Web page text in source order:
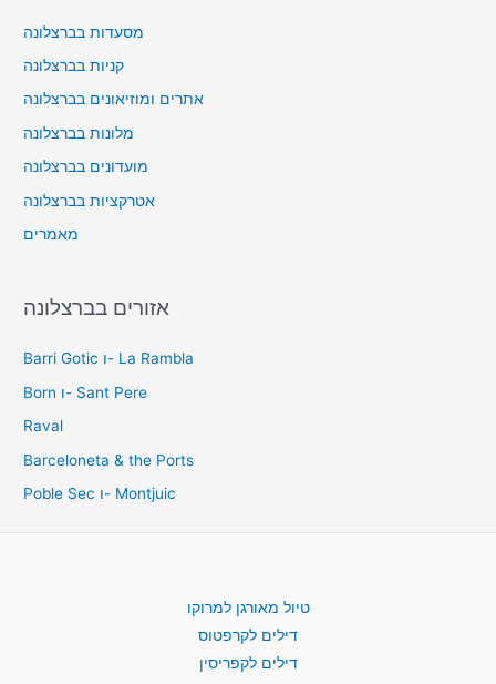
מסעדות בברצלונה
קניות בברצלונה
אתרים ומוזיאונים בברצלונה
מלונות בברצלונה
מועדונים בברצלונה
אטרקציות בברצלונה
מאמרים
אזורים בברצלונה
Barri Gotic ו- La Rambla
Born ו- Sant Pere
Raval
Barceloneta & the Ports
Poble Sec ו- Montjuic
טיול מאורגן למרוקו
דילים לקרפטוס
דילים לקפריסין